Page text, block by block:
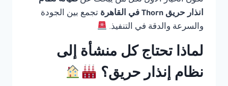
انذار حريق Thorn في القاهرة
تجمع بين الجودة
والسرعة والدقة في التنفيذ.
لماذا تحتاج كل منشأة إلى
نظام إنذار حريق؟